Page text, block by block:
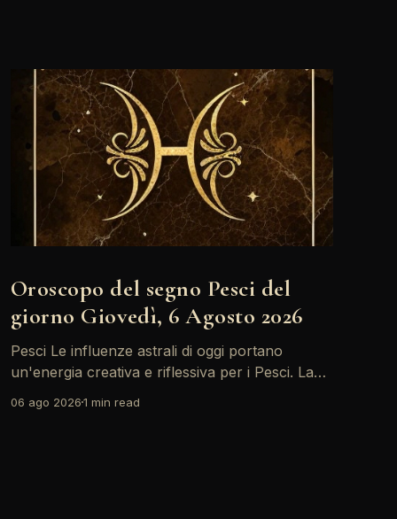
Oroscopo del segno Pesci del
giorno Giovedì, 6 Agosto 2026
Pesci Le influenze astrali di oggi portano
un'energia creativa e riflessiva per i Pesci. La
incoraggiandoti a esplorare nuove idee e
06 ago 20261 min read